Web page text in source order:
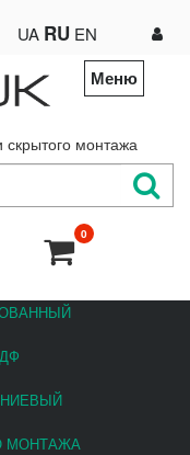
UA RU EN
Меню
монтажа
0
МОНТАЖА